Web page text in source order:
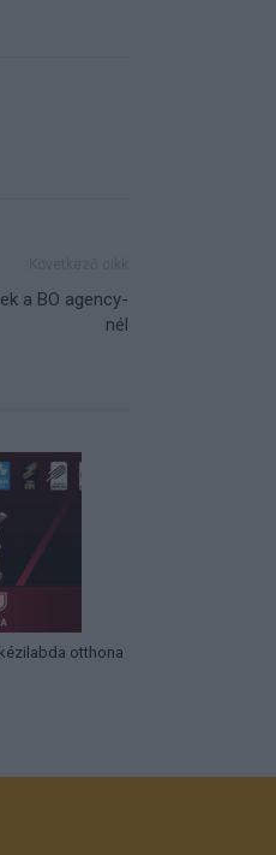
a BO agency-
nél
otthona